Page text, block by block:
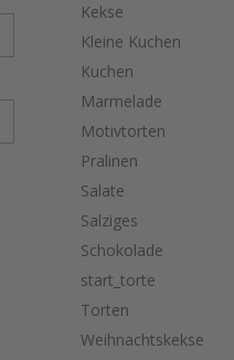
Kekse
Kleine Kuchen
Kuchen
Marmelade
Motivtorten
Pralinen
Salate
Salziges
Schokolade
start_torte
Torten
Weihnachtskekse